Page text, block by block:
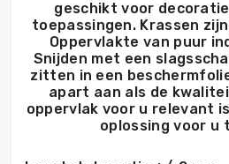
geschikt voor
toepassingen. Krassen
Oppervlakte van puur
Snijden met een
zitten in een
apart aan als de
oppervlak voor u relevant
oplossing voor u